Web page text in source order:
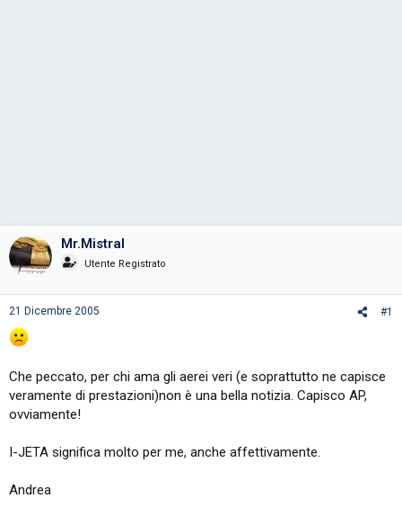
Mr.Mistral
Utente Registrato
21 Dicembre 2005 #1
Che peccato, per chi ama gli aerei veri (e soprattutto ne capisce
veramente di prestazioni)non è una bella notizia. Capisco AP,
ovviamente!
I-JETA significa molto per me, anche affettivamente.
Andrea